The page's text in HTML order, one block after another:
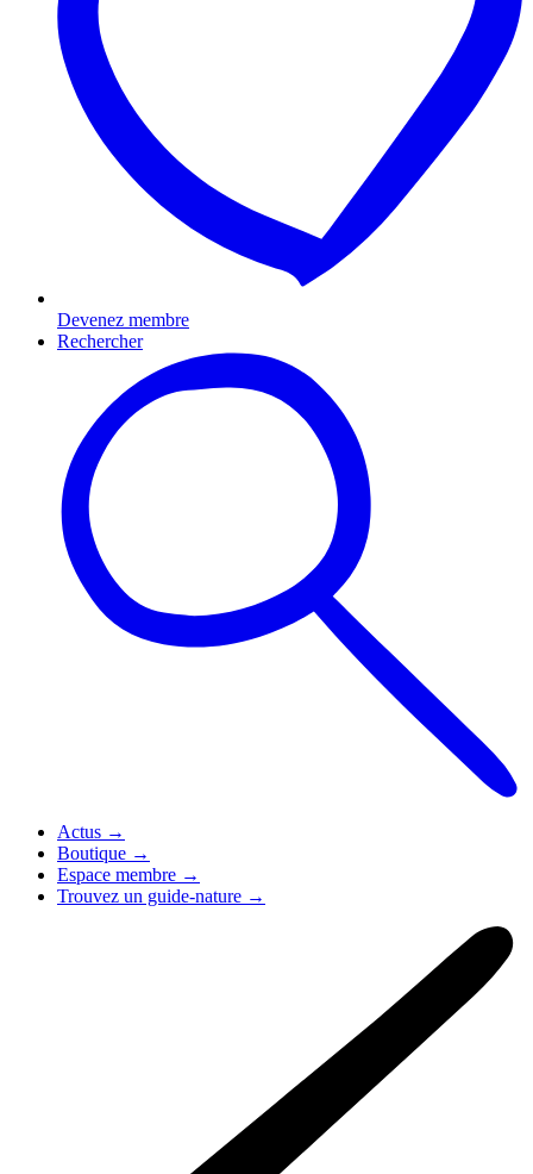
Devenez membre
Rechercher
Actus →
Boutique →
Espace membre →
Trouvez un guide-nature →